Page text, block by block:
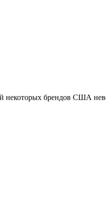
некоторых брендов США